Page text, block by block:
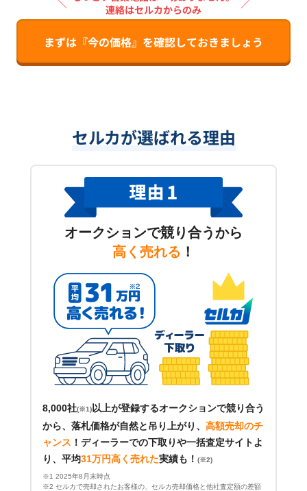
＼
連絡はセルカからのみ
／
まずは『今の価格』を確認しておきましょう
セルカが選ばれる理由
オークションで競り合うから
高く売れる ！
8,000社(※1) 以上が登録するオークションで競り合う
から、落札価格が自然と吊り上がり、 高額売却のチ
ャンス ！ ディーラーでの下取りや一括査定サイトよ
り、平均31万円高く売れた実績も！ (※2)
※1 2025年8月末時点
※2 セルカで売却されたお客様の、セルカ売却価格と他社査定額の差額